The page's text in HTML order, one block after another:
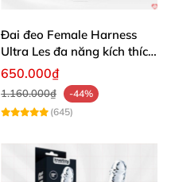
Đai đeo Female Harness
Ultra Les đa năng kích thích
sướng nhanh
650.000₫
1.160.000₫
-44%
(645)